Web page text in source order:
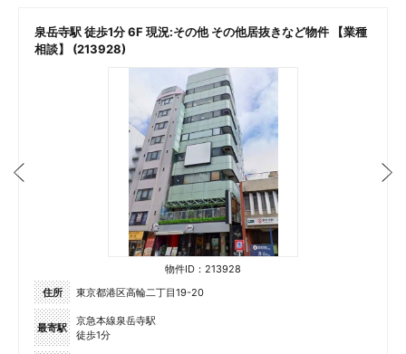
泉岳寺駅 徒歩1分 6F 現況:その他 その他居抜きなど物件 【業種
相談】 (213928)
物件ID：213928
住所
東京都港区高輪二丁目19-20
最寄駅
京急本線泉岳寺駅
徒歩1分